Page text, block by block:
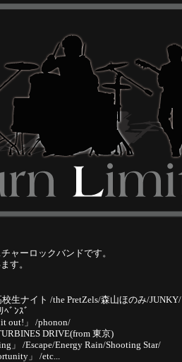
ャーロックバンドです。
す。
生ナイト /the PretZels/森山ほのみ/JUNKY/
ﾍﾞﾝｽﾞ
it out!」 /phonon/
DRIVE(from 東京)
」 /Escape/Energy Rain/Shooting Star/
」 /etc...